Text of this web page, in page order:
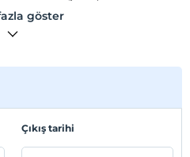
ile donatılmıştır. May Hotel
Türk yemekleri
çeşitli içecekler
terastan İstanbul'un
mini bar ve direkt telefon yer
özel banyolar; havlu ve
göster
Çıkış tarihi